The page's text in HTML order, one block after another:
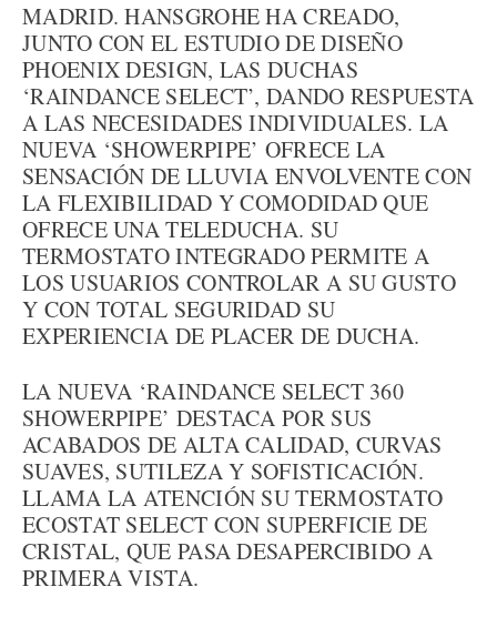
MADRID. HANSGROHE HA CREADO,
JUNTO CON EL ESTUDIO DE DISEÑO
PHOENIX DESIGN, LAS DUCHAS
‘RAINDANCE SELECT’, DANDO RESPUESTA
A LAS NECESIDADES INDIVIDUALES. LA
NUEVA ‘SHOWERPIPE’ OFRECE LA
SENSACIÓN DE LLUVIA ENVOLVENTE CON
LA FLEXIBILIDAD Y COMODIDAD QUE
OFRECE UNA TELEDUCHA. SU
TERMOSTATO INTEGRADO PERMITE A
LOS USUARIOS CONTROLAR A SU GUSTO
Y CON TOTAL SEGURIDAD SU
EXPERIENCIA DE PLACER DE DUCHA.
LA NUEVA ‘RAINDANCE SELECT 360
SHOWERPIPE’ DESTACA POR SUS
ACABADOS DE ALTA CALIDAD, CURVAS
SUAVES, SUTILEZA Y SOFISTICACIÓN.
LLAMA LA ATENCIÓN SU TERMOSTATO
ECOSTAT SELECT CON SUPERFICIE DE
CRISTAL, QUE PASA DESAPERCIBIDO A
PRIMERA VISTA.